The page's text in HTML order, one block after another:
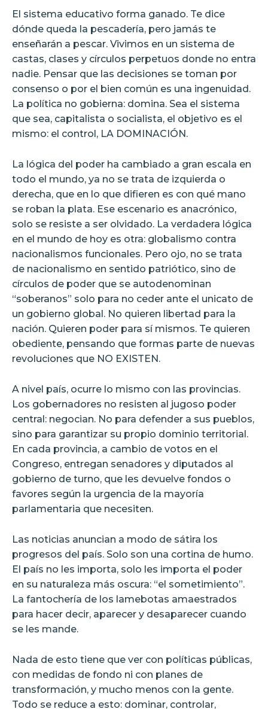
El sistema educativo forma ganado. Te dice
dónde queda la pescadería, pero jamás te
enseñarán a pescar. Vivimos en un sistema de
castas, clases y círculos perpetuos donde no entra
nadie. Pensar que las decisiones se toman por
consenso o por el bien común es una ingenuidad.
La política no gobierna: domina. Sea el sistema
que sea, capitalista o socialista, el objetivo es el
mismo: el control, LA DOMINACIÓN.
La lógica del poder ha cambiado a gran escala en
todo el mundo, ya no se trata de izquierda o
derecha, que en lo que difieren es con qué mano
se roban la plata. Ese escenario es anacrónico,
solo se resiste a ser olvidado. La verdadera lógica
en el mundo de hoy es otra: globalismo contra
nacionalismos funcionales. Pero ojo, no se trata
de nacionalismo en sentido patriótico, sino de
círculos de poder que se autodenominan
“soberanos” solo para no ceder ante el unicato de
un gobierno global. No quieren libertad para la
nación. Quieren poder para sí mismos. Te quieren
obediente, pensando que formas parte de nuevas
revoluciones que NO EXISTEN.
A nivel país, ocurre lo mismo con las provincias.
Los gobernadores no resisten al jugoso poder
central: negocian. No para defender a sus pueblos,
sino para garantizar su propio dominio territorial.
En cada provincia, a cambio de votos en el
Congreso, entregan senadores y diputados al
gobierno de turno, que les devuelve fondos o
favores según la urgencia de la mayoría
parlamentaria que necesiten.
Las noticias anuncian a modo de sátira los
progresos del país. Solo son una cortina de humo.
El país no les importa, solo les importa el poder
en su naturaleza más oscura: “el sometimiento”.
La fantochería de los lamebotas amaestrados
para hacer decir, aparecer y desaparecer cuando
se les mande.
Nada de esto tiene que ver con políticas públicas,
con medidas de fondo ni con planes de
transformación, y mucho menos con la gente.
Todo se reduce a esto: dominar, controlar,